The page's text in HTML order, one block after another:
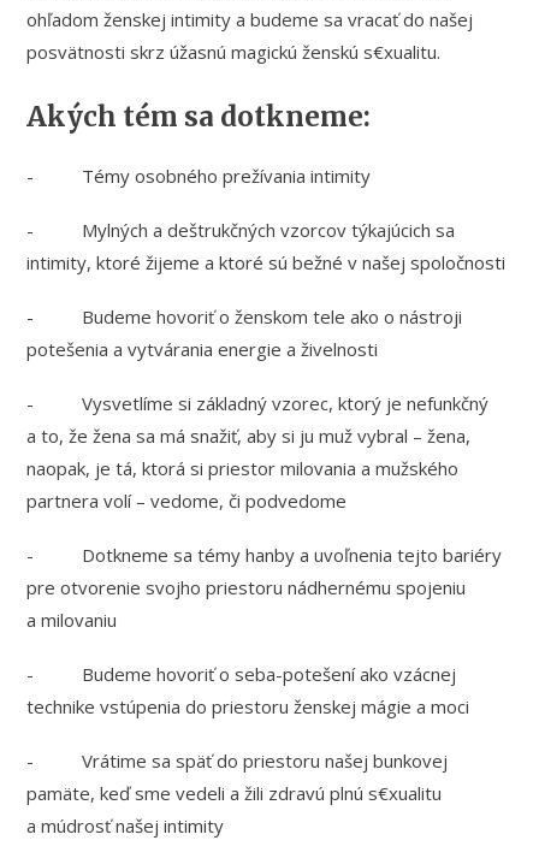
ohľadom ženskej intimity a budeme sa vracať do našej
posvätnosti skrz úžasnú magickú ženskú s€xualitu.
Akých tém sa dotkneme:
- Témy osobného prežívania intimity
- Mylných a deštrukčných vzorcov týkajúcich sa
intimity, ktoré žijeme a ktoré sú bežné v našej spoločnosti
- Budeme hovoriť o ženskom tele ako o nástroji
potešenia a vytvárania energie a živelnosti
- Vysvetlíme si základný vzorec, ktorý je nefunkčný
a to, že žena sa má snažiť, aby si ju muž vybral – žena,
naopak, je tá, ktorá si priestor milovania a mužského
partnera volí – vedome, či podvedome
- Dotkneme sa témy hanby a uvoľnenia tejto bariéry
pre otvorenie svojho priestoru nádhernému spojeniu
a milovaniu
- Budeme hovoriť o seba-potešení ako vzácnej
technike vstúpenia do priestoru ženskej mágie a moci
- Vrátime sa späť do priestoru našej bunkovej
pamäte, keď sme vedeli a žili zdravú plnú s€xualitu
a múdrosť našej intimity